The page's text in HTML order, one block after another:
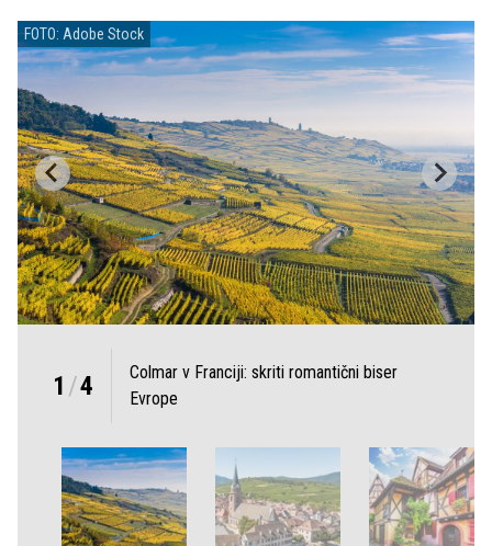
FOTO: Adobe Stock
1 /4
Colmar v Franciji: skriti romantični biser
Evrope